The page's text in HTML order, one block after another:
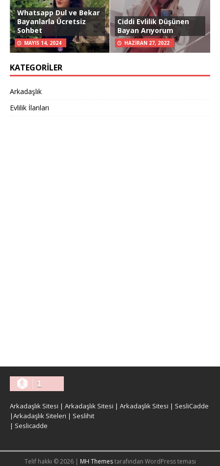
Whatsapp Dul ve Bekar
Bayanlarla Ücretsiz
Sohbet
MAYIS 14, 2024
Ciddi Evlilik Düşünen
Bayan Arıyorum
HAZIRAN 27, 2022
KATEGORILER
Arkadaşlık
Evlilik İlanları
1
Arkadaşlık Sitesi | Arkadaşlık Sitesi | Arkadaşlık Sitesi | SesliCadde
|Arkadaşlık Siteleri | Seslihit
| Seslicadde
Telif hakkı © 2026 | MH Themestarafından WordPress teması